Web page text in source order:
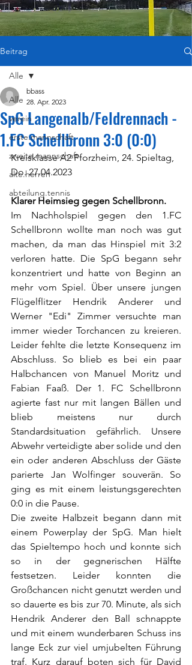
Beitrag
Alle
verein
erste.mannschaft
zweite.mannschaft
alte.herren
abteilung.tennis
Alle
SpG Langenalb/Feldrennach -
1.FC Schellbronn 3:0 (0:0)
bbass
28. Apr. 2023
Kreisklasse A2 Pforzheim, 24. Spieltag,
Do. 27.04.2023
Klarer Heimsieg gegen Schellbronn.
Im Nachholspiel gegen den 1.FC
Schellbronn wollte man noch was gut
machen, da man das Hinspiel mit 3:2
verloren hatte. Die SpG begann sehr
konzentriert und hatte von Beginn an
mehr vom Spiel. Über unsere jungen
Flügelflitzer Hendrik Anderer und
Werner "Edi" Zimmer versuchte man
immer wieder Torchancen zu kreieren.
Leider fehlte die letzte Konsequenz im
Abschluss. So blieb es bei ein paar
Halbchancen von Manuel Moritz und
Fabian Faaß. Der 1. FC Schellbronn
agierte fast nur mit langen Bällen und
blieb meistens nur durch
Standardsituation gefährlich. Unsere
Abwehr verteidigte aber solide und den
ein oder anderen Abschluss der Gäste
parierte Jan Wolfinger souverän. So
ging es mit einem leistungsgerechten
0:0 in die Pause.
Die zweite Halbzeit begann dann mit
einem Powerplay der SpG. Man hielt
das Spieltempo hoch und konnte sich
so in der gegnerischen Hälfte
festsetzen. Leider konnten die
Großchancen nicht genutzt werden und
so dauerte es bis zur 70. Minute, als sich
Hendrik Anderer den Ball schnappte
und mit einem wunderbaren Schuss ins
lange Eck zur viel umjubelten Führung
traf. Kurz darauf boten sich für David